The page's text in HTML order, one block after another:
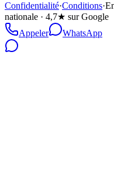
Confidentialité·Conditions·
nationale · 4,7★ sur Google
Appeler
WhatsApp